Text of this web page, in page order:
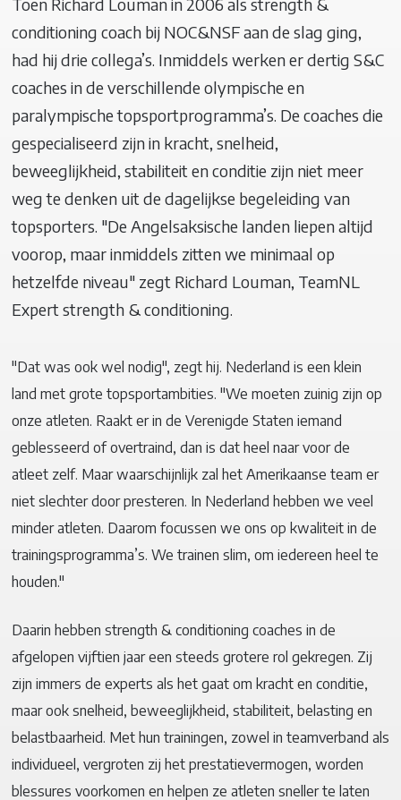
conditioning coach bij NOC&NSF aan de slag ging,
had hij drie collega’s. Inmiddels werken er dertig S&C
coaches in de verschillende olympische en
paralympische topsportprogramma’s. De coaches die
gespecialiseerd zijn in kracht, snelheid,
beweeglijkheid, stabiliteit en conditie zijn niet meer
weg te denken uit de dagelijkse begeleiding van
topsporters. "De Angelsaksische landen liepen altijd
voorop, maar inmiddels zitten we minimaal op
hetzelfde niveau" zegt Richard Louman, TeamNL
Expert strength & conditioning.
"Dat was ook wel nodig", zegt hij. Nederland is een klein
land met grote topsportambities. "We moeten zuinig zijn op
onze atleten. Raakt er in de Verenigde Staten iemand
geblesseerd of overtraind, dan is dat heel naar voor de
atleet zelf. Maar waarschijnlijk zal het Amerikaanse team er
niet slechter door presteren. In Nederland hebben we veel
minder atleten. Daarom focussen we ons op kwaliteit in de
trainingsprogramma’s. We trainen slim, om iedereen heel te
houden."
Daarin hebben strength & conditioning coaches in de
afgelopen vijftien jaar een steeds grotere rol gekregen. Zij
zijn immers de experts als het gaat om kracht en conditie,
maar ook snelheid, beweeglijkheid, stabiliteit, belasting en
belastbaarheid. Met hun trainingen, zowel in teamverband als
individueel, vergroten zij het prestatievermogen, worden
blessures voorkomen en helpen ze atleten sneller te laten